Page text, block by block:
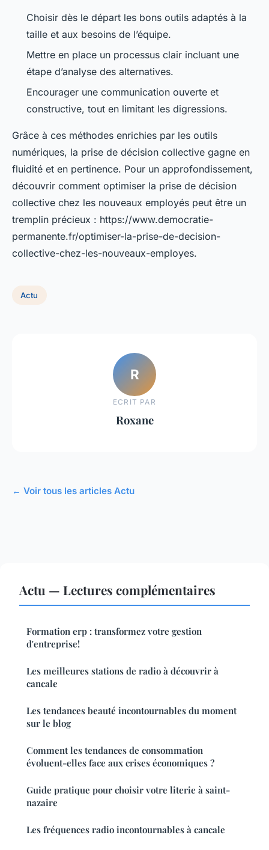
Choisir dès le départ les bons outils adaptés à la
taille et aux besoins de l’équipe.
Mettre en place un processus clair incluant une
étape d’analyse des alternatives.
Encourager une communication ouverte et
constructive, tout en limitant les digressions.
Grâce à ces méthodes enrichies par les outils
numériques, la prise de décision collective gagne en
fluidité et en pertinence. Pour un approfondissement,
découvrir comment optimiser la prise de décision
collective chez les nouveaux employés peut être un
tremplin précieux : https://www.democratie-
permanente.fr/optimiser-la-prise-de-decision-
collective-chez-les-nouveaux-employes.
Actu
R
ECRIT PAR
Roxane
← Voir tous les articles Actu
Actu — Lectures complémentaires
Formation erp : transformez votre gestion
d'entreprise!
Les meilleures stations de radio à découvrir à
cancale
Les tendances beauté incontournables du moment
sur le blog
Comment les tendances de consommation
évoluent-elles face aux crises économiques ?
Guide pratique pour choisir votre literie à saint-
nazaire
Les fréquences radio incontournables à cancale